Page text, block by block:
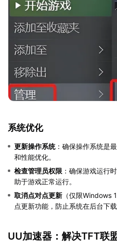
系统优化
更新操作系统：确保操作系统是
和性能优化。
检查管理员权限 ：确保游戏运行
助于游戏正常运行。
取消点对点更新 （仅限Windows
点更新功能，防止系统在后台下
UU加速器：解决TFT联